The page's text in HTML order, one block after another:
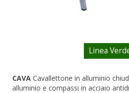
Linea
CAVA Cavallettone in alluminio
alluminio e compassi in acciaio